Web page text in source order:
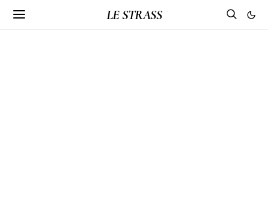
LE STRASS